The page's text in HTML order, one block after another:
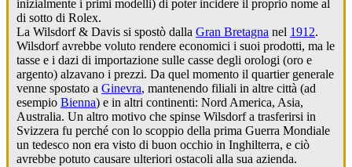
inizialmente i primi modelli) di poter incidere il proprio nome al
di sotto di Rolex.
La Wilsdorf & Davis si spostò dalla Gran Bretagna nel 1912.
Wilsdorf avrebbe voluto rendere economici i suoi prodotti, ma le
tasse e i dazi di importazione sulle casse degli orologi (oro e
argento) alzavano i prezzi. Da quel momento il quartier generale
venne spostato a Ginevra, mantenendo filiali in altre città (ad
esempio Bienna) e in altri continenti: Nord America, Asia,
Australia. Un altro motivo che spinse Wilsdorf a trasferirsi in
Svizzera fu perché con lo scoppio della prima Guerra Mondiale
un tedesco non era visto di buon occhio in Inghilterra, e ciò
avrebbe potuto causare ulteriori ostacoli alla sua azienda.